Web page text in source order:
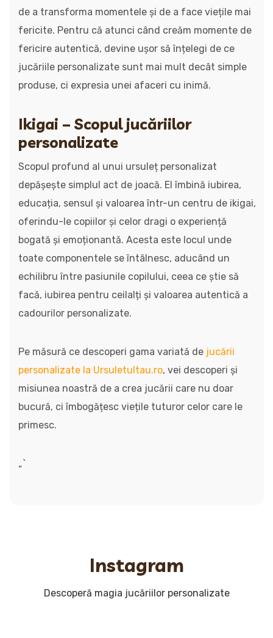
de a transforma momentele și de a face viețile mai
fericite. Pentru că atunci când creăm momente de
fericire autentică, devine ușor să înțelegi de ce
jucăriile personalizate sunt mai mult decât simple
produse, ci expresia unei afaceri cu inimă.
Ikigai – Scopul jucăriilor
personalizate
Scopul profund al unui ursuleț personalizat
depășește simplul act de joacă. El îmbină iubirea,
educația, sensul și valoarea într-un centru de ikigai,
oferindu-le copiilor și celor dragi o experiență
bogată și emoționantă. Acesta este locul unde
toate componentele se întâlnesc, aducând un
echilibru între pasiunile copilului, ceea ce știe să
facă, iubirea pentru ceilalți și valoarea autentică a
cadourilor personalizate.
Pe măsură ce descoperi gama variată de jucării
personalizate la Ursuletultau.ro, vei descoperi și
misiunea noastră de a crea jucării care nu doar
bucură, ci îmbogățesc viețile tuturor celor care le
primesc.
„`
Instagram
Descoperă magia jucăriilor personalizate